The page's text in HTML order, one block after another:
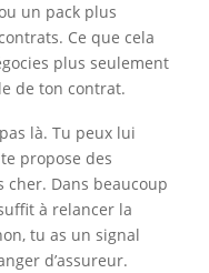
un pack plus
Ce que cela
plus seulement
de ton contrat.
là. Tu peux lui
propose des
Dans beaucoup
à relancer la
tu as un signal
d’assureur.